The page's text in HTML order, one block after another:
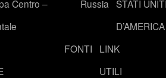
Centro –
Russia STATI
D’AMERICA
FONTI
LINK
UTILI